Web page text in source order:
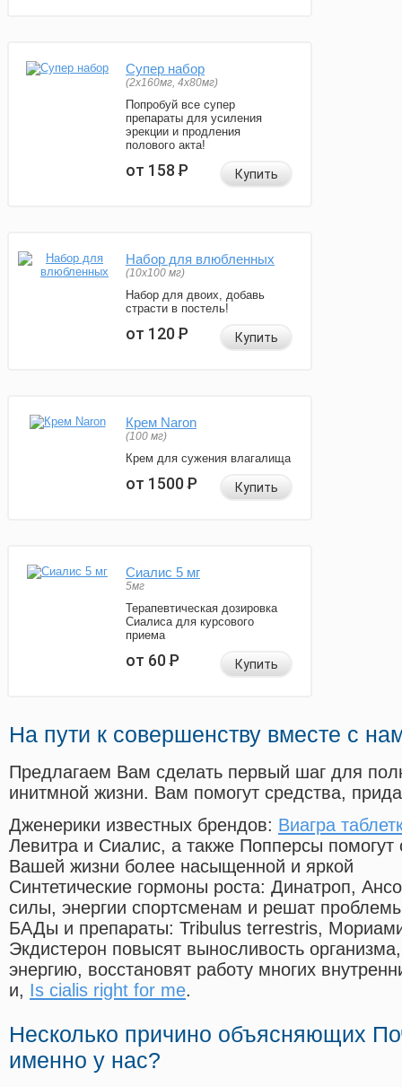
Супер набор
(2х160мг, 4х80мг)
Попробуй все супер
препараты для усиления
эрекции и продления
полового акта!
от 158Р Купить
Набор для влюбленных
(10х100 мг)
Набор для двоих, добавь
страсти в постель!
от 120Р Купить
Крем Naron
(100 мг)
Крем для сужения влагалища
от 1500Р Купить
Сиалис 5 мг
5мг
Терапевтическая дозировка
Сиалиса для курсового
приема
от 60Р Купить
На пути к совершенству вместе с
Предлагаем Вам сделать первый шаг для
инитмной жизни. Вам помогут средства,
Дженерики известных брендов: Виагра
Левитра и Сиалис, а также Попперсы помогут
Вашей жизни более насыщенной и яркой
Синтетические гормоны роста: Динатроп,
силы, энергии спортсменам и решат
БАДы и препараты: Tribulus terrestris,
Экдистерон повысят выносливость
энергию, восстановят работу многих
и, Is cialis right for me.
Несколько причино объясняющих
именно у нас?